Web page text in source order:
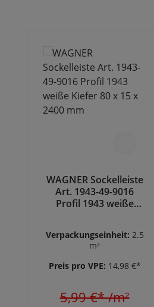
WAGNER Sockelleiste
Art. 1943-49-9016
Profil 1943 weiße
Verpackungseinheit: 2.5
m²
Preis pro VPE: 14,98 €*
5,99 €*/m²